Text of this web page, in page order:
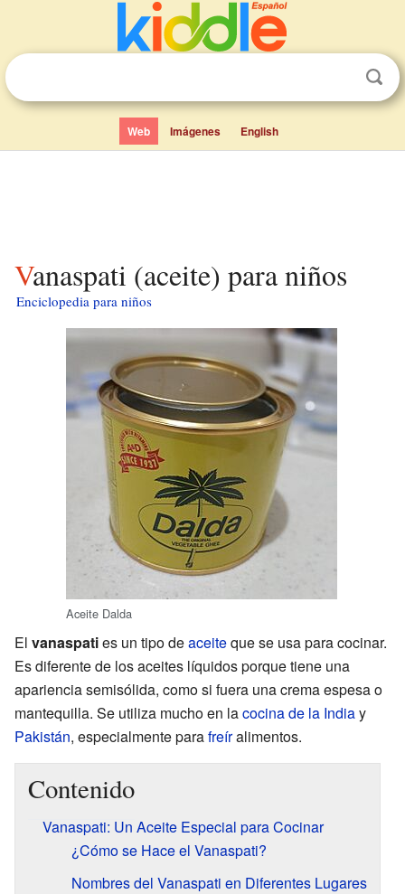
Web Imágenes English
Vanaspati (aceite) para niños
Enciclopedia para niños
Aceite Dalda
El vanaspaties un tipo deaceiteque se usa para cocinar.
Es diferente de los aceites líquidos porque tiene una
apariencia semisólida, como si fuera una crema espesa o
mantequilla. Se utiliza mucho en lacocina de la Indiay
Pakistán, especialmente parafreíralimentos.
Contenido
Vanaspati: Un Aceite Especial para Cocinar
¿Cómo se Hace el Vanaspati?
Nombres del Vanaspati en Diferentes Lugares